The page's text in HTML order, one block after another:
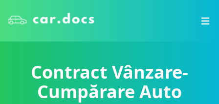
Contract Vânzare-
Cumpărare Auto